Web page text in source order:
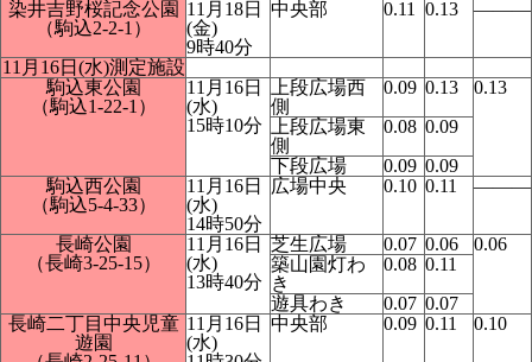
染井吉野桜記念公園
（駒込2-2-1）
11月18日
(金)
9時40分
中央部 0.11 0.13 ―――
11月16日(水)測定施設
駒込東公園
（駒込1-22-1）
11月16日
(水)
15時10分
上段広場西
側
0.09 0.13
0.13
上段広場東
側
0.08 0.09
下段広場
0.09 0.09
駒込西公園
（駒込5-4-33）
11月16日
(水)
14時50分
広場中央 0.10 0.11 ―――
長崎公園
（長崎3-25-15）
11月16日
(水)
13時40分
芝生広場 0.07 0.06
0.06
築山園灯わ
き
0.08 0.11
遊具わき
0.07 0.07
長崎二丁目中央児童
遊園
11月16日
(水)
中央部 0.09 0.11 0.10